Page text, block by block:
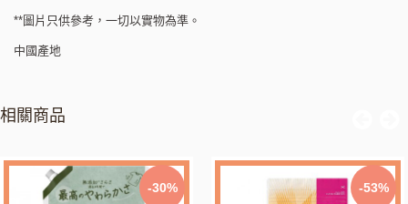
**圖片只供參考，一切以實物為準。
中國產地
相關商品
-30% -53%